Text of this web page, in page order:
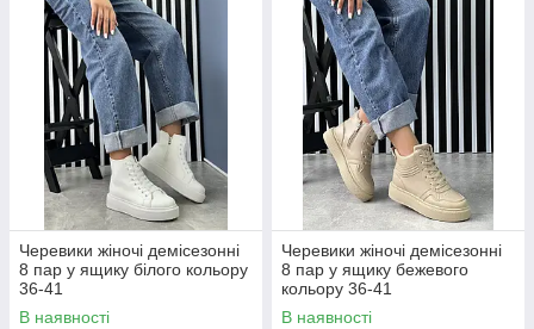
Черевики жіночі демісезонні
8 пар у ящику білого кольору
36-41
В наявності
Черевики жіночі демісезонні
8 пар у ящику бежевого
кольору 36-41
В наявності